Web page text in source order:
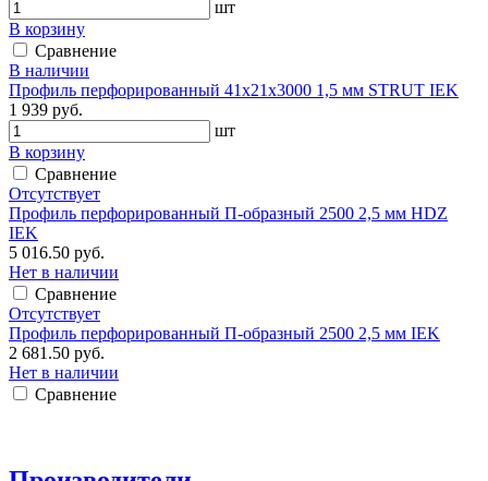
шт
В корзину
Сравнение
В наличии
Профиль перфорированный 41х21х3000 1,5 мм STRUT IEK
1 939 руб.
шт
В корзину
Сравнение
Отсутствует
Профиль перфорированный П-образный 2500 2,5 мм HDZ
IEK
5 016.50 руб.
Нет в наличии
Сравнение
Отсутствует
Профиль перфорированный П-образный 2500 2,5 мм IEK
2 681.50 руб.
Нет в наличии
Сравнение